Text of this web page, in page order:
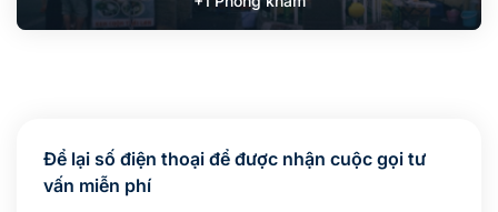
Để lại số điện thoại để được nhận cuộc gọi tư
vấn miễn phí